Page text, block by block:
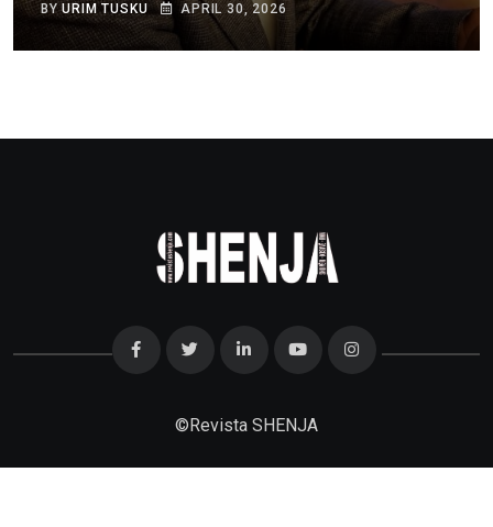
BYURIM TUSKU APRIL 30, 2026
©Revista SHENJA